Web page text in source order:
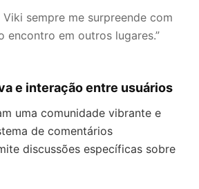
sempre me surpreende com
encontro em outros lugares.”
e interação entre usuários
uma comunidade vibrante e
de comentários
discussões específicas sobre